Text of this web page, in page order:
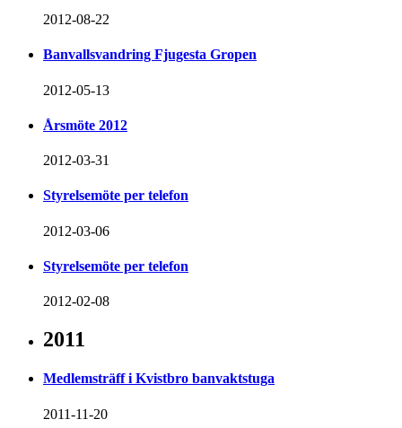
2012-08-22
Banvallsvandring Fjugesta Gropen
2012-05-13
Årsmöte 2012
2012-03-31
Styrelsemöte per telefon
2012-03-06
Styrelsemöte per telefon
2012-02-08
2011
Medlemsträff i Kvistbro banvaktstuga
2011-11-20